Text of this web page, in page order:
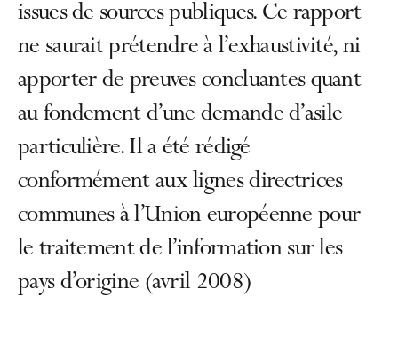
issues de sources publiques. Ce rapport
ne saurait prétendre à l’exhaustivité, ni
apporter de preuves concluantes quant
au fondement d’une demande d’asile
particulière. Il a été rédigé
conformément aux lignes directrices
communes à l’Union européenne pour
le traitement de l’information sur les
pays d’origine (avril 2008)